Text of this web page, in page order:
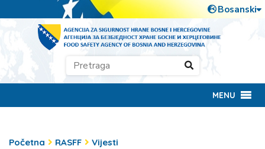
MENU
Početna RASFF Vijesti